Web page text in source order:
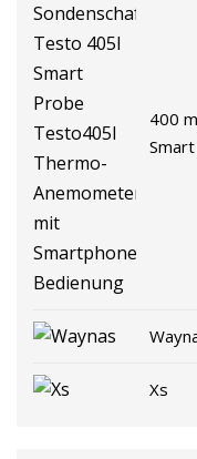
400
Xs